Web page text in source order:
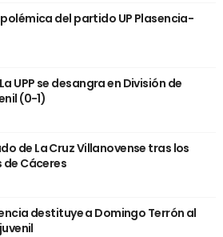
del partido UP Plasencia-
UPP se desangra en División de
(0-1)
de La Cruz Villanovense tras los
Cáceres
destituye a Domingo Terrón al